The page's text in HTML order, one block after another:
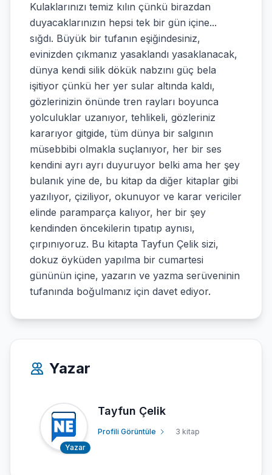
Kulaklarınızı temiz kılın çünkü birazdan
duyacaklarınızın hepsi tek bir gün içine...
sığdı. Büyük bir tufanın eşiğindesiniz,
evinizden çıkmanız yasaklandı yasaklanacak,
dünya kendi silik dökük nabzını güç bela
işitiyor çünkü her yer sular altında kaldı,
gözlerinizin önünde tren rayları boyunca
yolculuklar uzanıyor, tehlikeli, gözleriniz
kararıyor gitgide, tüm dünya bir salgının
müsebbibi olmakla suçlanıyor, her bir ses
kendini ayrı ayrı duyuruyor belki ama her şey
bulanık yine de, bu kitap da diğer kitaplar gibi
yazılıyor, çiziliyor, okunuyor ve karar vericiler
elinde paramparça kalıyor, her bir şey
kendinden öncekilerin tıpatıp aynısı,
çırpınıyoruz. Bu kitapta Tayfun Çelik sizi,
dokuz öyküden yapılma bir cumartesi
gününün içine, yazarın ve yazma serüveninin
tufanında boğulmanız için davet ediyor.
Yazar
Yazar
Tayfun Çelik
Profili Görüntüle 3 kitap